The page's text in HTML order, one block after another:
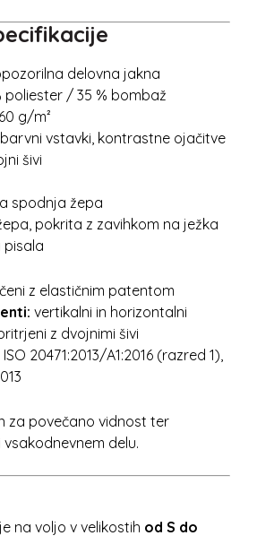
delovna jakna
poliester / 35 % bombaž
g/m²
barvni vstavki, kontrastne ojačitve
šivi
spodnja žepa
pokrita z zavihkom na ježka
pisala
z elastičnim patentom
vertikalni in horizontalni
z dvojnimi šivi
ISO 20471:2013/A1:2016 (razred 1),
za povečano vidnost ter
delu.
na voljo v velikostih od S do